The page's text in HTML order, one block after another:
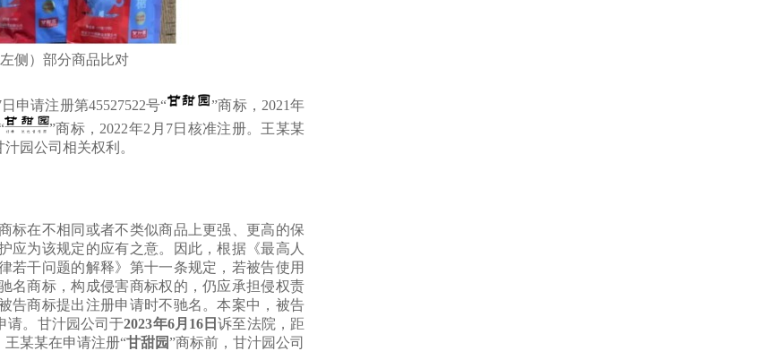
侧）部分商品比对
请注册第45527522号“
”商标，2021年
”商标，2022年2月7日核准注册。王某某
园公司相关权利。
在不相同或者不类似商品上更强、更高的保
应为该规定的应有之意。因此，根据《最高人
若干问题的解释》第十一条规定，若被告使用
名商标，构成侵害商标权的，仍应承担侵权责
告商标提出注册申请时不驰名。本案中，被告
请。甘汁园公司于2023年6月16日诉至法院，距
王某某在申请注册“甘甜园”商标前，甘汁园公司